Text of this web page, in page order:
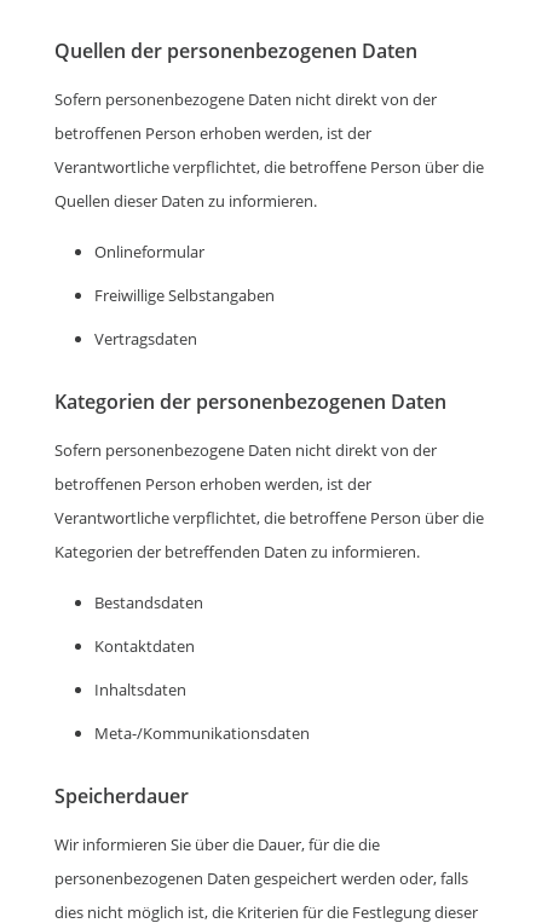
Quellen der personenbezogenen Daten
Sofern personenbezogene Daten nicht direkt von der
betroffenen Person erhoben werden, ist der
Verantwortliche verpflichtet, die betroffene Person über die
Quellen dieser Daten zu informieren.
Onlineformular
Freiwillige Selbstangaben
Vertragsdaten
Kategorien der personenbezogenen Daten
Sofern personenbezogene Daten nicht direkt von der
betroffenen Person erhoben werden, ist der
Verantwortliche verpflichtet, die betroffene Person über die
Kategorien der betreffenden Daten zu informieren.
Bestandsdaten
Kontaktdaten
Inhaltsdaten
Meta-/Kommunikationsdaten
Speicherdauer
Wir informieren Sie über die Dauer, für die die
personenbezogenen Daten gespeichert werden oder, falls
dies nicht möglich ist, die Kriterien für die Festlegung dieser